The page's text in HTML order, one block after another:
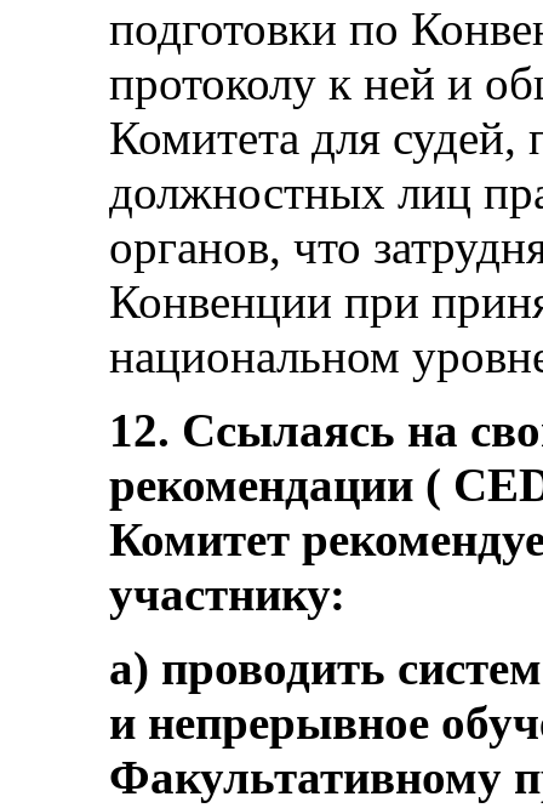
подготовки по
протоколу к ней и
Комитета для судей,
должностных лиц
органов, что
Конвенции при
национальном
12. Ссылаясь на
рекомендации (
Комитет
участнику:
a) проводить
и непрерывное
Факультативному